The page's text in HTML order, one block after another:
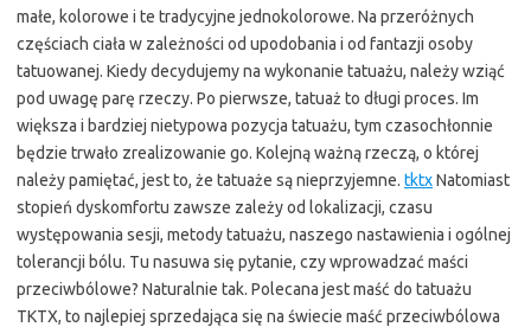
małe, kolorowe i te tradycyjne jednokolorowe. Na przeróżnych
częściach ciała w zależności od upodobania i od fantazji osoby
tatuowanej. Kiedy decydujemy na wykonanie tatuażu, należy wziąć
pod uwagę parę rzeczy. Po pierwsze, tatuaż to długi proces. Im
większa i bardziej nietypowa pozycja tatuażu, tym czasochłonnie
będzie trwało zrealizowanie go. Kolejną ważną rzeczą, o której
należy pamiętać, jest to, że tatuaże są nieprzyjemne. tktxNatomiast
stopień dyskomfortu zawsze zależy od lokalizacji, czasu
występowania sesji, metody tatuażu, naszego nastawienia i ogólnej
tolerancji bólu. Tu nasuwa się pytanie, czy wprowadzać maści
przeciwbólowe? Naturalnie tak. Polecana jest maść do tatuażu
TKTX, to najlepiej sprzedająca się na świecie maść przeciwbólowa